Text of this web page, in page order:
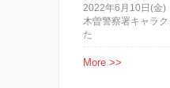
2022年6月10日(金)
木曽警察署キャラ
た
More >>